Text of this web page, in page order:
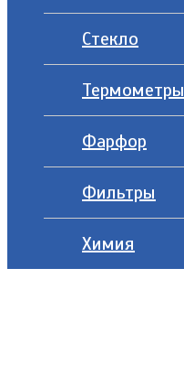
Стекло
Термометры
Фарфор
Фильтры
Химия